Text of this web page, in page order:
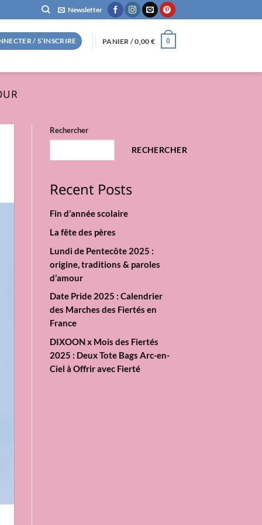
Newsletter
/ S’INSCRIRE PANIER /0,00 € 0
Rechercher
RECHERCHER
Recent Posts
Fin d’année scolaire
La fête des pères
Lundi de Pentecôte 2025 :
origine, traditions & paroles
d’amour
Date Pride 2025 : Calendrier
des Marches des Fiertés en
France
DIXOON x Mois des Fiertés
2025 : Deux Tote Bags Arc-en-
Ciel à Offrir avec Fierté